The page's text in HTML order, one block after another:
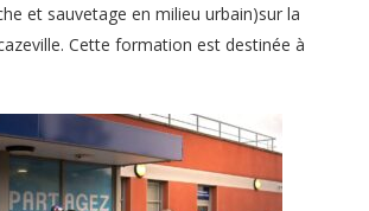
et sauvetage en milieu urbain)sur la
Cette formation est destinée à
consultatif international de
de l’ONU pour les interventions à
de catastrophes naturelles ou de